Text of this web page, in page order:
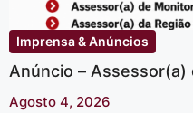
Imprensa & Anúncios
Anúncio – Assessor(a)
Agosto 4, 2026